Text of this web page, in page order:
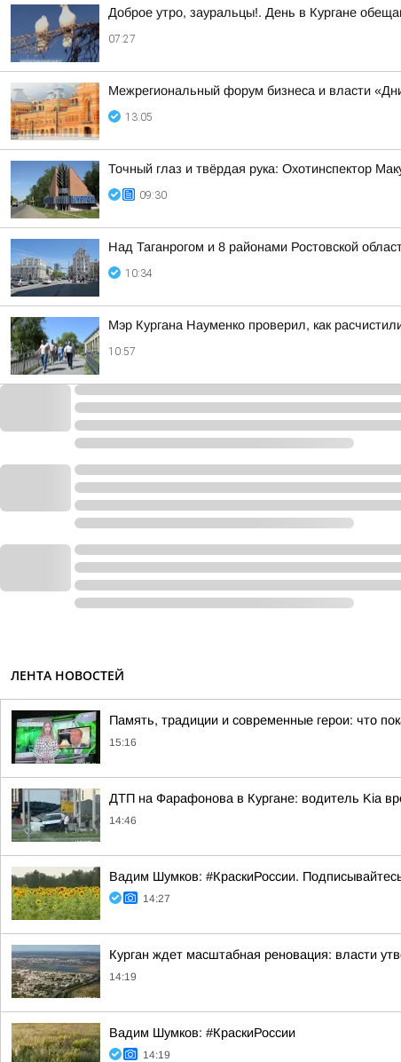
Доброе утро, зауральцы!. День в Кургане
07:27
Межрегиональный форум бизнеса и власти
13:05
Точный глаз и твёрдая рука: Охотинспектор
09:30
Над Таганрогом и 8 районами Ростовской
10:34
Мэр Кургана Науменко проверил, как
10:57
ЛЕНТА НОВОСТЕЙ
Память, традиции и современные герои: что
15:16
ДТП на Фарафонова в Кургане: водитель Kia
14:46
Вадим Шумков: #КраскиРоссии.
14:27
Курган ждет масштабная реновация: власти
14:19
Вадим Шумков: #КраскиРоссии
14:19